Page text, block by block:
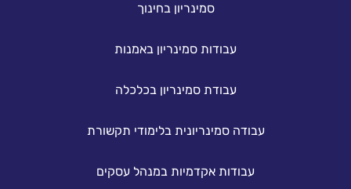
סמינריון בחינוך
עבודות סמינריון באמנות
עבודת סמינריון בכלכלה
עבודה סמינריונית בלימודי תקשורת
עבודות אקדמיות במנהל עסקים